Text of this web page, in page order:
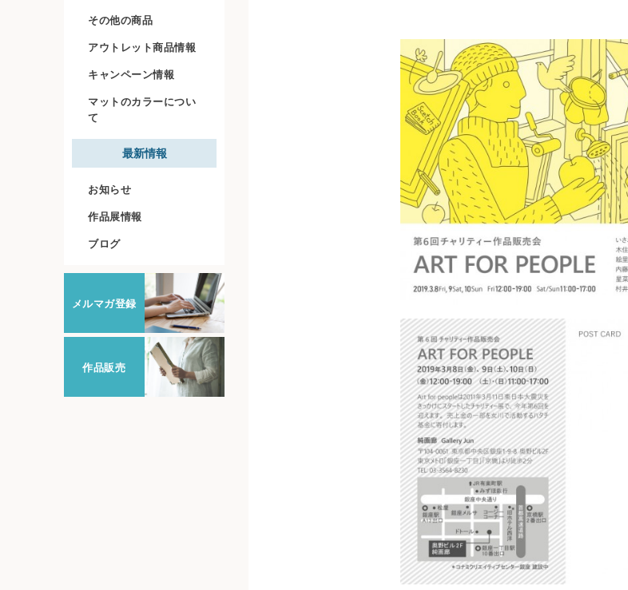
その他の商品
アウトレット商品情報
キャンペーン情報
マットのカラーについ
て
最新情報
お知らせ
作品展情報
ブログ
メルマガ登録
作品販売